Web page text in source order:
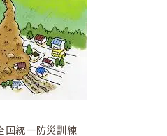
の活動
国統一防災訓練